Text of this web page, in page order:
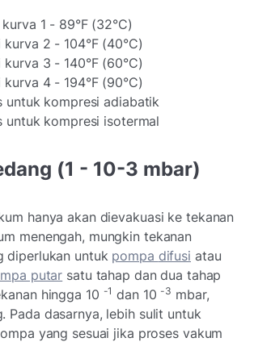
1 - 89°F (32°C)
2 - 104°F (40°C)
3 - 140°F (60°C)
4 - 194°F (90°C)
untuk kompresi adiabatik
untuk kompresi isotermal
(1 - 10-3 mbar)
hanya akan dievakuasi ke tekanan
menengah, mungkin tekanan
diperlukan untuk pompa difusi atau
putar satu tahap dan dua tahap
hingga 10 -1 dan 10 -3 mbar,
Pada dasarnya, lebih sulit untuk
yang sesuai jika proses vakum